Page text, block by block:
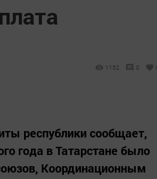
1152 0
республики сообщает,
года в Татарстане было
Координационным